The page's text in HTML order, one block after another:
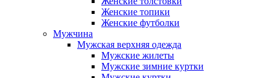
Женские топики
Женские футболки
Мужчина
Мужская верхняя одежда
Мужские жилеты
Мужские зимние куртки